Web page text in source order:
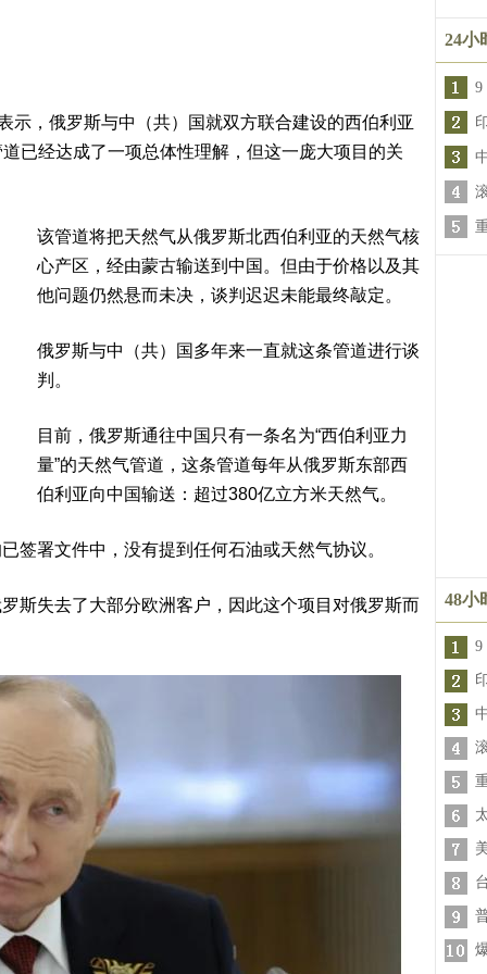
示，俄罗斯与中（共）国就双方联合建设的西伯利亚
已经达成了一项总体性理解，但这一庞大项目的关
该管道将把天然气从俄罗斯北西伯利亚的天然气核
心产区，经由蒙古输送到中国。但由于价格以及其
他问题仍然悬而未决，谈判迟迟未能最终敲定。
俄罗斯与中（共）国多年来一直就这条管道进行谈
判。
目前，俄罗斯通往中国只有一条名为“西伯利亚力
量”的天然气管道，这条管道每年从俄罗斯东部西
伯利亚向中国输送：超过380亿立方米天然气。
签署文件中，没有提到任何石油或天然气协议。
斯失去了大部分欧洲客户，因此这个项目对俄罗斯而
24小
9
48小
9